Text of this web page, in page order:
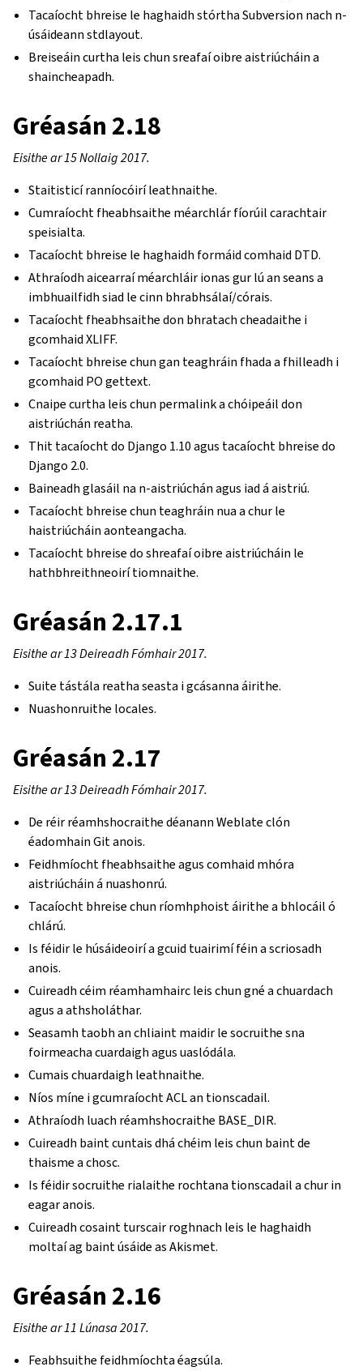
Tacaíocht bhreise le haghaidh stórtha Subversion nach n-
úsáideann stdlayout.
Breiseáin curtha leis chun sreafaí oibre aistriúcháin a
shaincheapadh.
Gréasán 2.18
Eisithe ar 15 Nollaig 2017.
Staitisticí ranníocóirí leathnaithe.
Cumraíocht fheabhsaithe méarchlár fíorúil carachtair
speisialta.
Tacaíocht bhreise le haghaidh formáid comhaid DTD.
Athraíodh aicearraí méarchláir ionas gur lú an seans a
imbhuailfidh siad le cinn bhrabhsálaí/córais.
Tacaíocht fheabhsaithe don bhratach cheadaithe i
gcomhaid XLIFF.
Tacaíocht bhreise chun gan teaghráin fhada a fhilleadh i
gcomhaid PO gettext.
Cnaipe curtha leis chun permalink a chóipeáil don
aistriúchán reatha.
Thit tacaíocht do Django 1.10 agus tacaíocht bhreise do
Django 2.0.
Baineadh glasáil na n-aistriúchán agus iad á aistriú.
Tacaíocht bhreise chun teaghráin nua a chur le
haistriúcháin aonteangacha.
Tacaíocht bhreise do shreafaí oibre aistriúcháin le
hathbhreithneoirí tiomnaithe.
Gréasán 2.17.1
Eisithe ar 13 Deireadh Fómhair 2017.
Suite tástála reatha seasta i gcásanna áirithe.
Nuashonruithe locales.
Gréasán 2.17
Eisithe ar 13 Deireadh Fómhair 2017.
De réir réamhshocraithe déanann Weblate clón
éadomhain Git anois.
Feidhmíocht fheabhsaithe agus comhaid mhóra
aistriúcháin á nuashonrú.
Tacaíocht bhreise chun ríomhphoist áirithe a bhlocáil ó
chlárú.
Is féidir le húsáideoirí a gcuid tuairimí féin a scriosadh
anois.
Cuireadh céim réamhamhairc leis chun gné a chuardach
agus a athsholáthar.
Seasamh taobh an chliaint maidir le socruithe sna
foirmeacha cuardaigh agus uaslódála.
Cumais chuardaigh leathnaithe.
Níos míne i gcumraíocht ACL an tionscadail.
Athraíodh luach réamhshocraithe BASE_DIR.
Cuireadh baint cuntais dhá chéim leis chun baint de
thaisme a chosc.
Is féidir socruithe rialaithe rochtana tionscadail a chur in
eagar anois.
Cuireadh cosaint turscair roghnach leis le haghaidh
moltaí ag baint úsáide as Akismet.
Gréasán 2.16
Eisithe ar 11 Lúnasa 2017.
Feabhsuithe feidhmíochta éagsúla.